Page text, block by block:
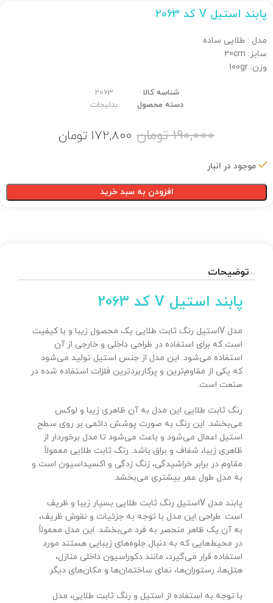
پابند استیل V کد 2063
مدل : طلایی ساده
سایز: 20cm
وزن: 100gr
شناسه کالا
2063
دسته محصول
بدلیجات
190,000 تومان 172,800 تومان
موجود در انبار
افزودن به سبد خرید
توضیحات
پابند استیل V کد 2063
مدل Vاستیل رنگ ثابت طلایی یک محصول زیبا و با کیفیت
است که برای استفاده در طراحی داخلی و خارجی از آن
استفاده می‌شود. این مدل از جنس استیل تولید می‌شود
که یکی از مقاوم‌ترین و پرکاربردترین فلزات استفاده شده در
صنعت است.
رنگ ثابت طلایی این مدل به آن ظاهری زیبا و لوکس
می‌بخشد. این رنگ به صورت پوشش دائمی بر روی سطح
استیل اعمال می‌شود و باعث می‌شود تا مدل برخوردار از
ظاهری زیبا، شفاف و براق باشد. رنگ ثابت طلایی معمولاً
مقاوم در برابر خراشیدگی، زنگ زدگی و اکسیداسیون است و
به مدل طول عمر بیشتری می‌بخشد.
پابند مدل Vاستیل رنگ ثابت طلایی بسیار زیبا و ظریف
است. طراحی این مدل با توجه به جزئیات و نقوش ظریف،
به آن یک ظاهر منحصر به فرد می‌بخشد. این مدل معمولاً
در محیط‌هایی که به دنبال جلوه‌های زیبایی هستند مورد
استفاده قرار می‌گیرد، مانند دکوراسیون داخلی منازل،
هتل‌ها، رستوران‌ها، نمای ساختمان‌ها و مکان‌های دیگر.
با توجه به استفاده از استیل و رنگ ثابت طلایی، مدل